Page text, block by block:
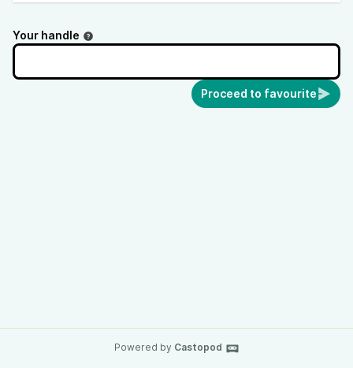
Your handle
Proceed to favourite
Powered by Castopod